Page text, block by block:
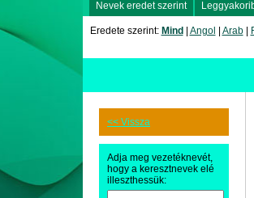
Nevek eredet szerint
Eredete szerint: Mind Angol Arab|
<< Vissza
Adja meg vezetéknevét,
hogy a keresztnevek elé
illeszthessük: